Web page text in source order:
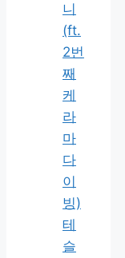
니
(ft.
2번
째
케
라
마
다
이
빙)
테
슬